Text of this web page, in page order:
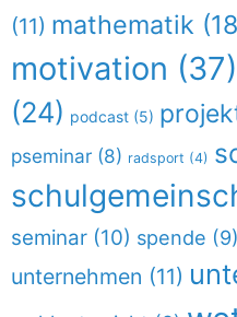
(11) mathematik
motivation (37)
(24) podcast (5)
pseminar (8) radsport (4)
seminar (10) spende (9)
unternehmen (11)